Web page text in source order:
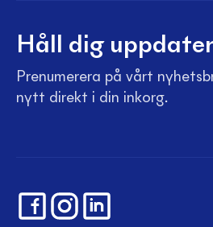
Håll dig
Prenumerera på vårt
nytt direkt i din inkorg.